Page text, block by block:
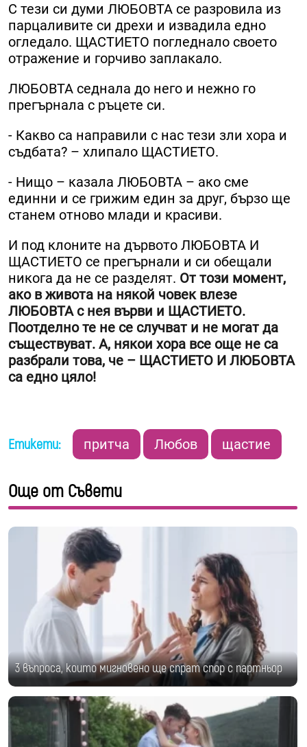
С тези си думи ЛЮБОВТА се разровила из
парцаливите си дрехи и извадила едно
огледало. ЩАСТИЕТО погледнало своето
отражение и горчиво заплакало.
ЛЮБОВТА седнала до него и нежно го
прегърнала с ръцете си.
- Какво са направили с нас тези зли хора и
съдбата? – хлипало ЩАСТИЕТО.
- Нищо – казала ЛЮБОВТА – ако сме
единни и се грижим един за друг, бързо ще
станем отново млади и красиви.
И под клоните на дървото ЛЮБОВТА И
ЩАСТИЕТО се прегърнали и си обещали
никога да не се разделят. От този момент,
ако в живота на някой човек влезе
ЛЮБОВТА с нея върви и ЩАСТИЕТО.
Поотделно те не се случват и не могат да
съществуват. А, някои хора все още не са
разбрали това, че – ЩАСТИЕТО И ЛЮБОВТА
са едно цяло!
Етикети: притча Любов щастие
Още от Съвети
3 въпроса, които мигновено ще спрат спор с партньор